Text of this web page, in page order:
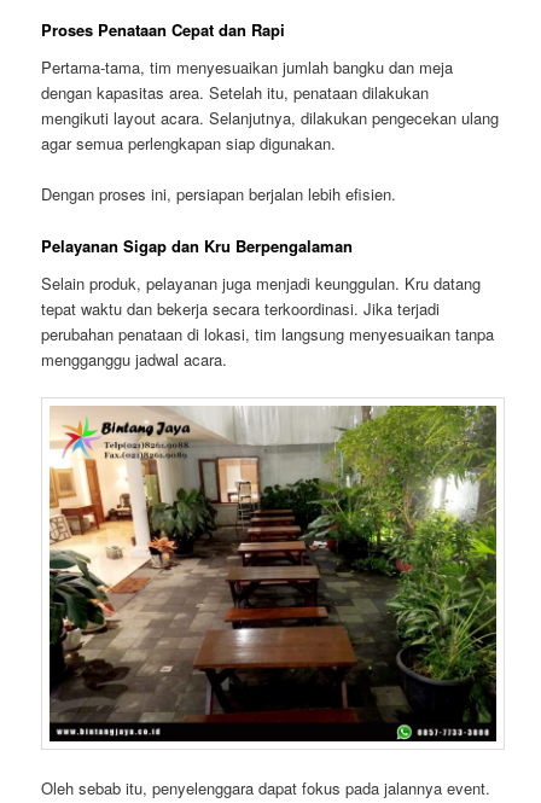
Proses Penataan Cepat dan Rapi
Pertama-tama, tim menyesuaikan jumlah bangku dan meja
dengan kapasitas area. Setelah itu, penataan dilakukan
mengikuti layout acara. Selanjutnya, dilakukan pengecekan ulang
agar semua perlengkapan siap digunakan.
Dengan proses ini, persiapan berjalan lebih efisien.
Pelayanan Sigap dan Kru Berpengalaman
Selain produk, pelayanan juga menjadi keunggulan. Kru datang
tepat waktu dan bekerja secara terkoordinasi. Jika terjadi
perubahan penataan di lokasi, tim langsung menyesuaikan tanpa
mengganggu jadwal acara.
Oleh sebab itu, penyelenggara dapat fokus pada jalannya event.